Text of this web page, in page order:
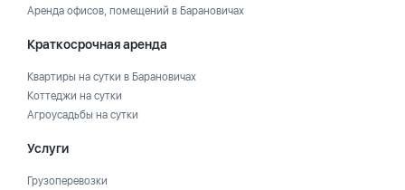
Аренда офисов, помещений в Барановичах
Краткосрочная аренда
Квартиры на сутки в Барановичах
Коттеджи на сутки
Агроусадьбы на сутки
Услуги
Грузоперевозки